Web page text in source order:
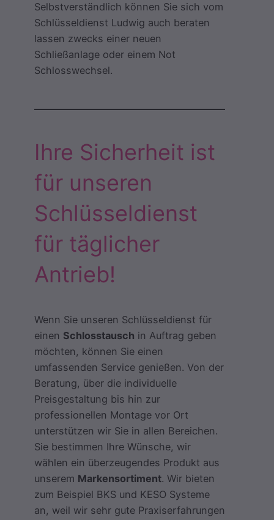
Selbstverständlich können Sie sich vom
Schlüsseldienst Ludwig auch beraten
lassen zwecks einer neuen
Schließanlage oder einem Not
Schlosswechsel.
Ihre Sicherheit ist
für unseren
Schlüsseldienst
für täglicher
Antrieb!
Wenn Sie unseren Schlüsseldienst für
einen Schlosstausch in Auftrag geben
möchten, können Sie einen
umfassenden Service genießen. Von der
Beratung, über die individuelle
Preisgestaltung bis hin zur
professionellen Montage vor Ort
unterstützen wir Sie in allen Bereichen.
Sie bestimmen Ihre Wünsche, wir
wählen ein überzeugendes Produkt aus
unserem Markensortiment. Wir bieten
zum Beispiel BKS und KESO Systeme
an, weil wir sehr gute Praxiserfahrungen